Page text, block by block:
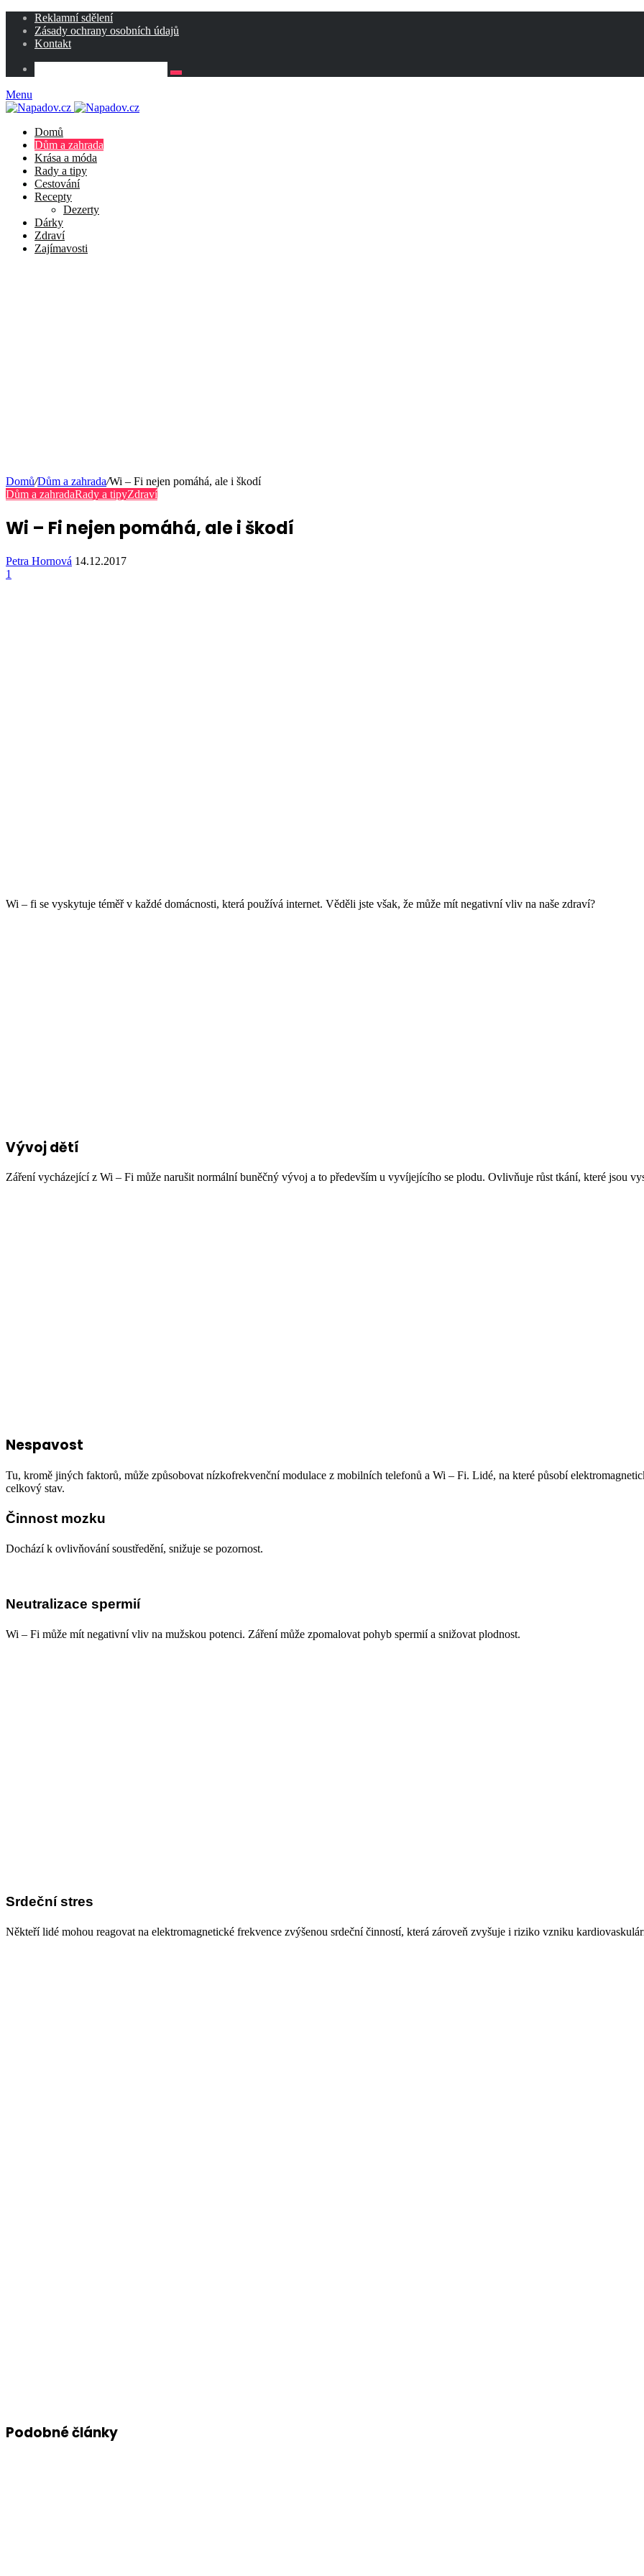
Reklamní sdělení
Zásady ochrany osobních údajů
Kontakt
Menu
Domů
Dům a zahrada
Krása a móda
Rady a tipy
Cestování
Recepty
Dezerty
Dárky
Zdraví
Zajímavosti
Domů/Dům a zahrada/Wi – Fi nejen pomáhá, ale i škodí
Dům a zahradaRady a tipyZdraví
Wi – Fi nejen pomáhá, ale i škodí
Petra Hornová 14.12.2017
1
Wi – fi se vyskytuje téměř v každé domácnosti, která používá internet. Věděli jste však, že může mít negativní vliv na naše zdraví?
Vývoj dětí
Záření vycházející z Wi – Fi může narušit normální buněčný vývoj a to především u vyvíjejícího se plodu. Ovlivňuje růst tkání, které jsou
Nespavost
Tu, kromě jiných faktorů, může způsobovat nízkofrekvenční modulace z mobilních telefonů a Wi – Fi. Lidé, na které působí
celkový stav.
Činnost mozku
Dochází k ovlivňování soustředění, snižuje se pozornost.
Neutralizace spermií
Wi – Fi může mít negativní vliv na mužskou potenci. Záření může zpomalovat pohyb spermií a snižovat plodnost.
Srdeční stres
Někteří lidé mohou reagovat na elektromagnetické frekvence zvýšenou srdeční činností, která zároveň zvyšuje i riziko vzniku
Podobné články